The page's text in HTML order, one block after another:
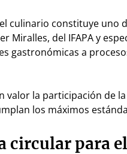
culinario constituye uno
Miralles, del IFAPA y
gastronómicas a
valor la participación de
los máximos
circular para